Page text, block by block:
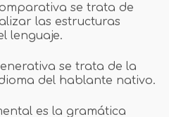
se trata de
las estructuras
lenguaje.
se trata de la
del hablante nativo.
es la gramática